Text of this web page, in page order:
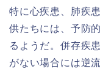
特に心疾患、肺疾
供たちには、予防
るようだ。併存疾
がない場合には逆